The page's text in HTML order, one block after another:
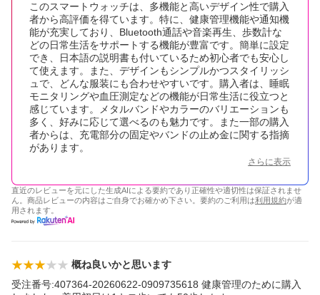
このスマートウォッチは、多機能と高いデザイン性で購入
者から高評価を得ています。特に、健康管理機能や通知機
能が充実しており、Bluetooth通話や音楽再生、歩数計な
どの日常生活をサポートする機能が豊富です。簡単に設定
でき、日本語の説明書も付いているため初心者でも安心し
て使えます。また、デザインもシンプルかつスタイリッシ
ュで、どんな服装にも合わせやすいです。購入者は、睡眠
モニタリングや血圧測定などの機能が日常生活に役立つと
感じています。メタルバンドやカラーのバリエーションも
多く、好みに応じて選べるのも魅力です。また一部の購入
者からは、充電部分の固定やバンドの止め金に関する指摘
があります。
さらに表示
直近のレビューを元にした生成AIによる要約であり正確性や適切性は保証されませ
ん。商品レビューの内容はご自身でお確かめ下さい。要約のご利用は利用規約が適
用されます。
概ね良いかと思います
受注番号:407364-20260622-0909735618 健康管理のために購入